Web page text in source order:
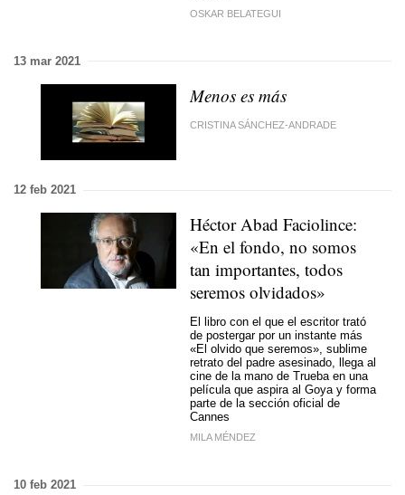
OSKAR BELATEGUI
13 mar 2021
Menos es más
CRISTINA SÁNCHEZ-ANDRADE
12 feb 2021
Héctor Abad Faciolince:
«En el fondo, no somos
tan importantes, todos
seremos olvidados»
El libro con el que el escritor trató
de postergar por un instante más
«El olvido que seremos», sublime
retrato del padre asesinado, llega al
cine de la mano de Trueba en una
película que aspira al Goya y forma
parte de la sección oficial de
Cannes
MILA MÉNDEZ
10 feb 2021